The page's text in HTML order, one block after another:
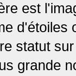
est
d'étoiles
statut
grande